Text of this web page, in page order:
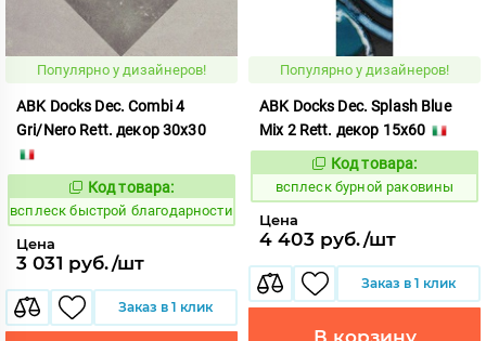
Популярно у дизайнеров!
ABK Docks Dec. Combi 4
Gri/Nero Rett. декор 30x30
235378
Код товара:
всплеск быстрой благодарности
Цена
3 031 руб./шт
Заказ в 1 клик
Популярно у дизайнеров!
ABK Docks Dec. Splash Blue
Mix 2 Rett. декор 15x60
235328
Код товара:
всплеск бурной раковины
Цена
4 403 руб./шт
Заказ в 1 клик
В корзину